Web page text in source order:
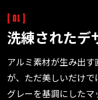
[ 01 ]
洗練されたデ
アルミ素材が生み出
が、ただ美しいだけで
グレーを基調にした